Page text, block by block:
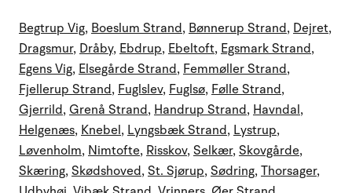
Begtrup Vig, Boeslum Strand, Bønnerup Strand, Dejret,
Dragsmur, Dråby, Ebdrup, Ebeltoft, Egsmark Strand,
Egens Vig, Elsegårde Strand, Femmøller Strand,
Fjellerup Strand, Fuglslev, Fuglsø, Følle Strand,
Gjerrild, Grenå Strand, Handrup Strand, Havndal,
Helgenæs, Knebel, Lyngsbæk Strand, Lystrup,
Løvenholm, Nimtofte, Risskov,Selkær,Skovgårde,
Skæring,Skødshoved,St. Sjørup,Sødring,Thorsager,